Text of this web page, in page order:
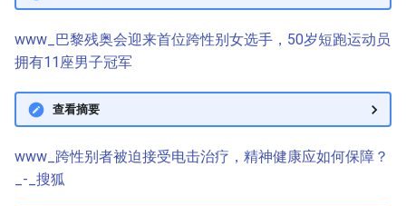
www_巴黎残奥会迎来首位跨性别女选手，50岁短跑运动员
拥有11座男子冠军
查看摘要
www_跨性别者被迫接受电击治疗，精神健康应如何保障？
_-_搜狐